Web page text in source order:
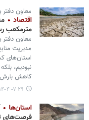
معاون دفتر
اقتصاد
مترمکعب
معاون دفتر
مدیریت
استان‌های
نبودیم،
کاهش
۱۴۰۴-۰۷-۲۹ ۱۲:۳۵
استان‌ها
فرصت‌های